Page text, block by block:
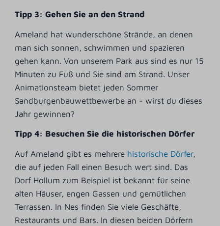
Tipp 3: Gehen Sie an den Strand
Ameland hat wunderschöne Strände, an denen
man sich sonnen, schwimmen und spazieren
gehen kann. Von unserem Park aus sind es nur 15
Minuten zu Fuß und Sie sind am Strand. Unser
Animationsteam bietet jeden Sommer
Sandburgenbauwettbewerbe an - wirst du dieses
Jahr gewinnen?
Tipp 4: Besuchen Sie die historischen Dörfer
Auf Ameland gibt es mehrere historische Dörfer,
die auf jeden Fall einen Besuch wert sind. Das
Dorf Hollum zum Beispiel ist bekannt für seine
alten Häuser, engen Gassen und gemütlichen
Terrassen. In Nes finden Sie viele Geschäfte,
Restaurants und Bars. In diesen beiden Dörfern